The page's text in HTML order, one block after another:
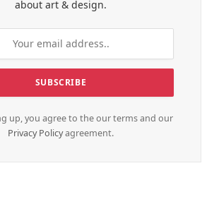
about art & design.
up, you agree to the our terms and our
Privacy Policyagreement.